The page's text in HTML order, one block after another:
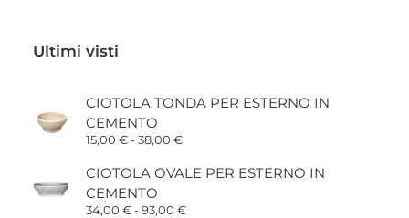
Ultimi visti
CIOTOLA TONDA PER ESTERNO IN
CEMENTO
15,00 €-38,00 €Fascia
prezzo:
da
a
CIOTOLA OVALE PER ESTERNO IN
CEMENTO
34,00 €-93,00 €Fascia